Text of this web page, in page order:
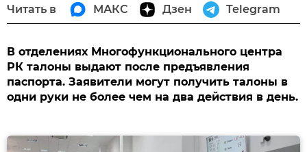
Читать в МАКС Дзен Telegram
В отделениях Многофункционального центра
РК талоны выдают после предъявления
паспорта. Заявители могут получить талоны в
одни руки не более чем на два действия в день.